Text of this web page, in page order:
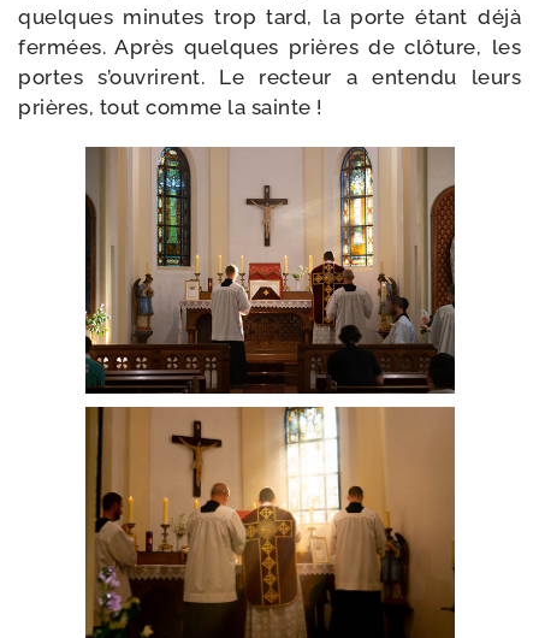
quelques minutes trop tard, la porte étant déjà
fer­mées. Après quelques prières de clô­ture, les
portes s’ouvrirent. Le rec­teur a enten­du leurs
prières, tout comme la sainte !